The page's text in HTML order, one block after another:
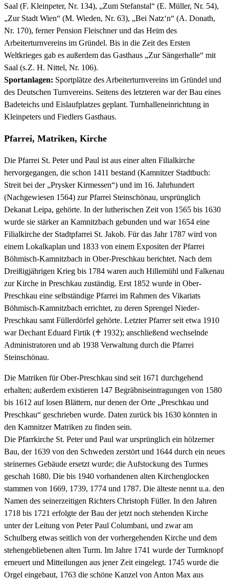
Saal (F. Kleinpeter, Nr. 134), „Zum Stefanstal“ (E. Müller, Nr. 54),
„Zur Stadt Wien“ (M. Wieden, Nr. 63), „Bei Natz‘n“ (A. Donath,
Nr. 170), ferner Pension Fleischner und das Heim des
Arbeiterturnvereins im Gründel. Bis in die Zeit des Ersten
Weltkrieges gab es außerdem das Gasthaus „Zur Sängerhalle“ mit
Saal (s.Z. H. Nittel, Nr. 106).
Sportanlagen: Sportplätze des Arbeiterturnvereins im Gründel und
des Deutschen Turnvereins. Seitens des letzteren war der Bau eines
Badeteichs und Eislaufplatzes geplant. Turnhalleneinrichtung in
Kleinpeters und Fiedlers Gasthaus.
Pfarrei, Matriken, Kirche
Die Pfarrei St. Peter und Paul ist aus einer alten Filialkirche
hervorgegangen, die schon 1411 bestand (Kamnitzer Stadtbuch:
Streit bei der „Prysker Kirmessen“) und im 16. Jahrhundert
(Nachgewiesen 1564) zur Pfarrei Steinschönau, ursprünglich
Dekanat Leipa, gehörte. In der lutherischen Zeit von 1565 bis 1630
wurde sie stärker an Kamnitzbach gebunden und war 1654 eine
Filialkirche der Stadtpfarrei St. Jakob. Für das Jahr 1787 wird von
einem Lokalkaplan und 1833 von einem Expositen der Pfarrei
Böhmisch-Kamnitzbach in Ober-Preschkau berichtet. Nach dem
Dreißigjährigen Krieg bis 1784 waren auch Hillemühl und Falkenau
zur Kirche in Preschkau zuständig. Erst 1852 wurde in Ober-
Preschkau eine selbständige Pfarrei im Rahmen des Vikariats
Böhmisch-Kamnitzbach errichtet, zu deren Sprengel Nieder-
Preschkau samt Füllerdörfel gehörte. Letzter Pfarrer seit etwa 1910
war Dechant Eduard Firtik (♰ 1932); anschließend wechselnde
Administratoren und ab 1938 Verwaltung durch die Pfarrei
Steinschönau.
Die Matriken für Ober-Preschkau sind seit 1671 durchgehend
erhalten; außerdem existieren 147 Begräbniseintragungen von 1580
bis 1612 auf losen Blättern, nur denen der Orte „Preschkau und
Preschkau“ geschrieben wurde. Daten zurück bis 1630 könnten in
den Kamnitzer Matriken zu finden sein.
Die Pfarrkirche St. Peter und Paul war ursprünglich ein hölzerner
Bau, der 1639 von den Schweden zerstört und 1644 durch ein neues
steinernes Gebäude ersetzt wurde; die Aufstockung des Turmes
geschah 1680. Die bis 1940 vorhandenen alten Kirchenglocken
stammen von 1669, 1739, 1774 und 1787. Die älteste nennt u.a. den
Namen des seinerzeitigen Richters Christoph Füller. In den Jahren
1718 bis 1721 erfolgte der Bau der jetzt noch stehenden Kirche
unter der Leitung von Peter Paul Columbani, und zwar am
Schulberg etwas seitlich von der vorhergehenden Kirche und dem
stehengebliebenen alten Turm. Im Jahre 1741 wurde der Turmknopf
erneuert und Mitteilungen aus jener Zeit eingelegt. 1745 wurde die
Orgel eingebaut, 1763 die schöne Kanzel von Anton Max aus